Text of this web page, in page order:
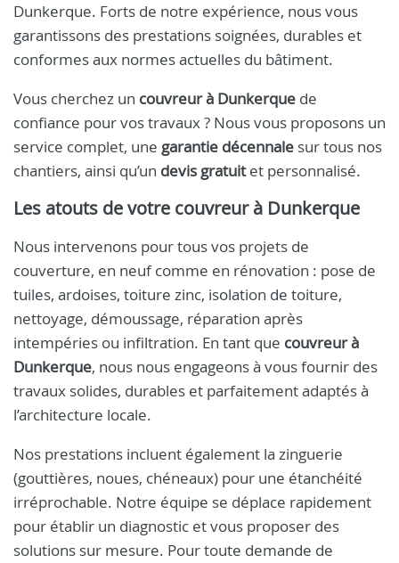
Dunkerque. Forts de notre expérience, nous vous
garantissons des prestations soignées, durables et
conformes aux normes actuelles du bâtiment.
Vous cherchez un couvreur à Dunkerque de
confiance pour vos travaux ? Nous vous proposons un
service complet, une garantie décennale sur tous nos
chantiers, ainsi qu’un devis gratuitet personnalisé.
Les atouts de votre couvreur à Dunkerque
Nous intervenons pour tous vos projets de
couverture, en neuf comme en rénovation : pose de
tuiles, ardoises, toiture zinc, isolation de toiture,
nettoyage, démoussage, réparation après
intempéries ou infiltration. En tant que couvreur à
Dunkerque, nous nous engageons à vous fournir des
travaux solides, durables et parfaitement adaptés à
l’architecture locale.
Nos prestations incluent également la zinguerie
(gouttières, noues, chéneaux) pour une étanchéité
irréprochable. Notre équipe se déplace rapidement
pour établir un diagnostic et vous proposer des
solutions sur mesure. Pour toute demande de